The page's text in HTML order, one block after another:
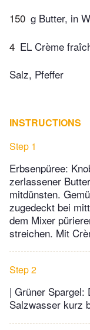
150 g Butter, in
4 EL Crème
Salz, Pfeffer
INSTRUCTIONS
Step 1
Erbsenpüree:
zerlassener
mitdünsten.
zugedeckt bei
dem Mixer
streichen. Mit
Step 2
| Grüner Spargel:
Salzwasser kurz